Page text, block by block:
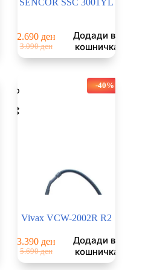
3.090ден
Original
price
2.690 ден
Current
price
Додади во
кошничка
-40%
Vivax VCW-2002R R2
5.690ден
Original
price
3.390 ден
Current
price
Додади во
кошничка